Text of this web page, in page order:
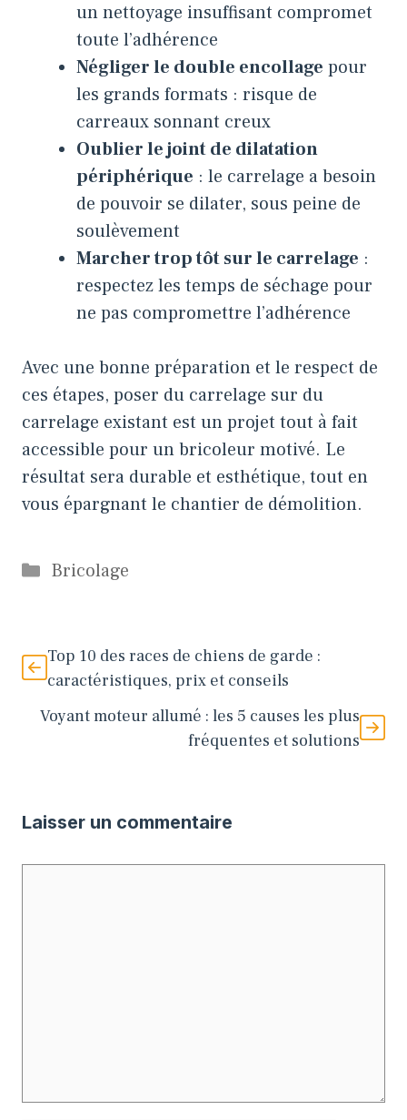
un nettoyage insuffisant compromet
toute l’adhérence
Négliger le double encollage pour
les grands formats : risque de
carreaux sonnant creux
Oublier le joint de dilatation
périphérique : le carrelage a besoin
de pouvoir se dilater, sous peine de
soulèvement
Marcher trop tôt sur le carrelage :
respectez les temps de séchage pour
ne pas compromettre l’adhérence
Avec une bonne préparation et le respect de
ces étapes, poser du carrelage sur du
carrelage existant est un projet tout à fait
accessible pour un bricoleur motivé. Le
résultat sera durable et esthétique, tout en
vous épargnant le chantier de démolition.
Catégories
Bricolage
Top 10 des races de chiens de garde :
caractéristiques, prix et conseils
Voyant moteur allumé : les 5 causes les plus
fréquentes et solutions
Laisser un commentaire